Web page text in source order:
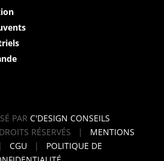
PAR C'DESIGN CONSEILS
RÉSERVÉS | MENTIONS
CGU | POLITIQUE DE